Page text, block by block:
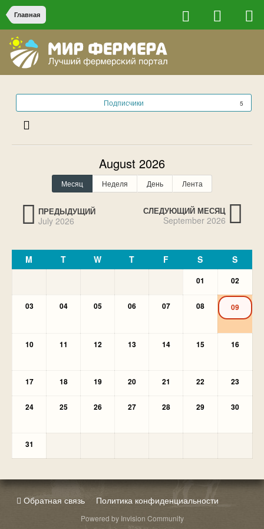
Главная
Подписчики 5
ПРЕДЫДУЩИЙ
МЕСЯЦ
July 2026
August 2026
Месяц Неделя День Лента
СЛЕДУЮЩИЙ МЕСЯЦ
September 2026
01 02
03 04 05 06 07 08 09
10 11 12 13 14 15 16
17 18 19 20 21 22 23
24 25 26 27 28 29 30
31
Обратная связь Политика конфиденциальности
Powered by Invision Community